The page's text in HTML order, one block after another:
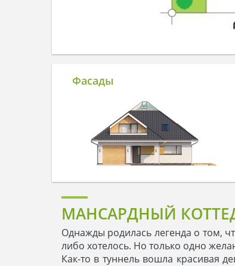
Фасады
МАНСАРДНЫЙ
Однажды родилась легенда о том,
либо хотелось. Но только одно
Как-то в туннель вошла красивая